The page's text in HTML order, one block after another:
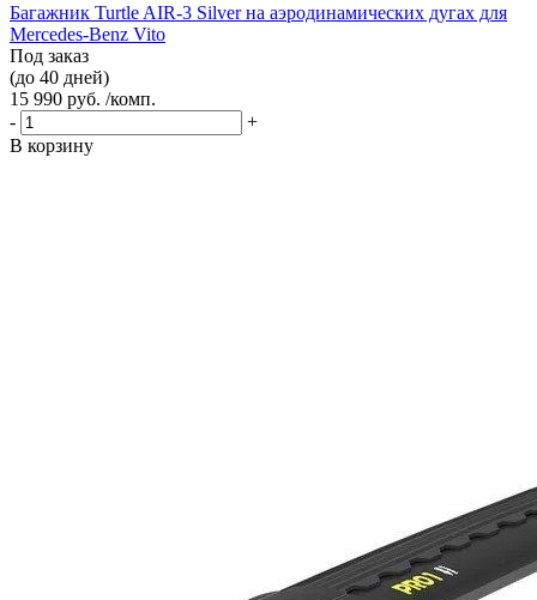
Багажник Turtle AIR-3 Silver на аэродинамических дугах для
Mercedes-Benz Vito
Под заказ
(до 40 дней)
15 990 руб. /комп.
-
+
В корзину